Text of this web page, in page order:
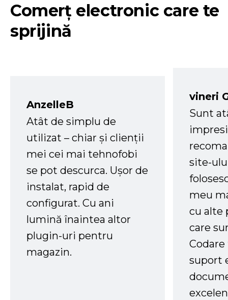
Comerț electronic care te
sprijină
AnzelleB
Atât de simplu de
utilizat – chiar și clienții
mei cei mai tehnofobi
se pot descurca. Ușor de
instalat, rapid de
configurat. Cu ani
lumină înaintea altor
plugin-uri pentru
magazin.
vineri
Sunt
site-
meu
cu alte
care
suport